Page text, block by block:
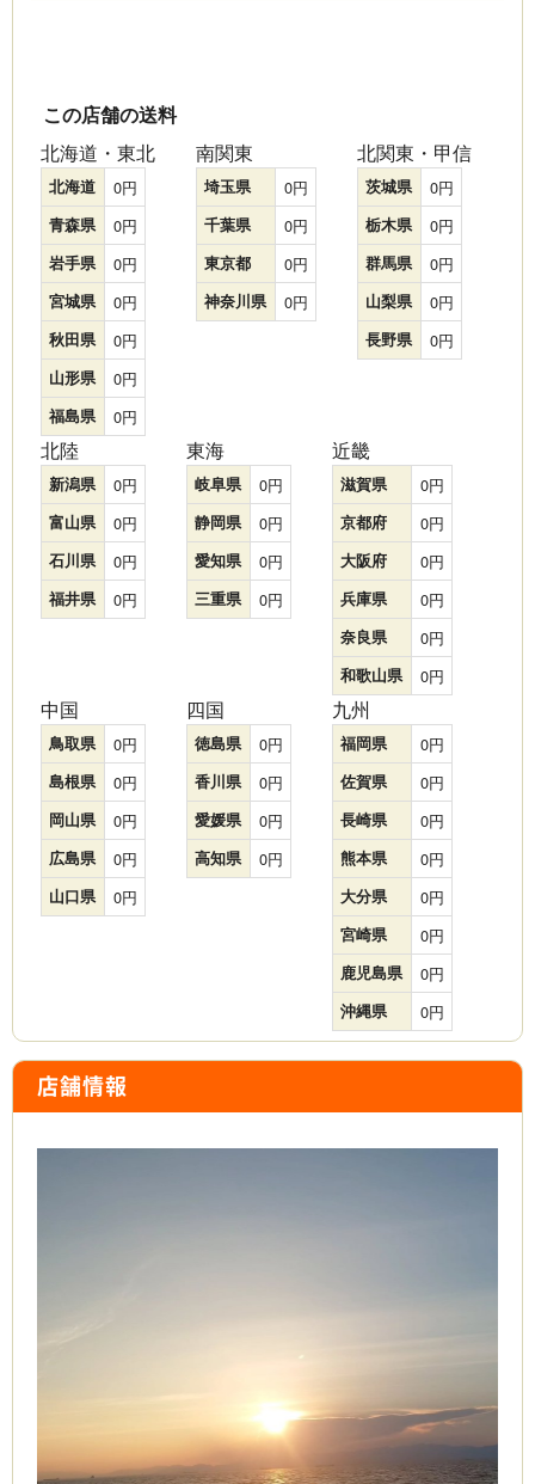
この店舗の送料
北海道・東北
北海道 0
青森県 0
岩手県 0
宮城県 0
秋田県 0
山形県 0
福島県 0
南関東
埼玉県 0
千葉県 0
東京都 0
神奈川県 0
北関東・甲信
茨城県 0
栃木県 0
群馬県 0
山梨県 0
長野県 0
北陸
新潟県 0
富山県 0
石川県 0
福井県 0
東海
岐阜県 0
静岡県 0
愛知県 0
三重県 0
近畿
滋賀県 0
京都府 0
大阪府 0
兵庫県 0
奈良県 0
和歌山県 0
中国
鳥取県 0
島根県 0
岡山県 0
広島県 0
山口県 0
四国
徳島県 0
香川県 0
愛媛県 0
高知県 0
九州
福岡県 0
佐賀県 0
長崎県 0
熊本県 0
大分県 0
宮崎県 0
鹿児島県 0
沖縄県 0
店舗情報